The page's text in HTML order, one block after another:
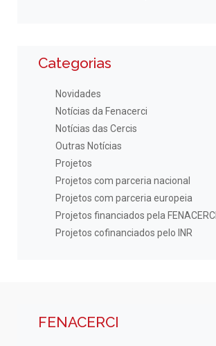
Categorias
Novidades
Notícias da Fenacerci
Notícias das Cercis
Outras Notícias
Projetos
Projetos com parceria nacional
Projetos com parceria europeia
Projetos financiados pela FENACERCI
Projetos cofinanciados pelo INR
FENACERCI